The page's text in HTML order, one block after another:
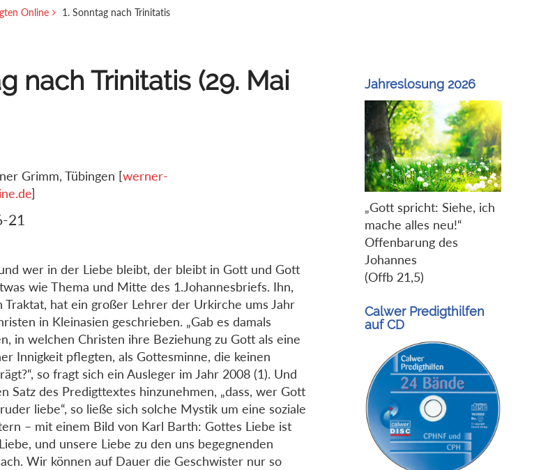
Online 1. Sonntag nach Trinitatis
nach Trinitatis (29. Mai
Grimm, Tübingen [werner-
]
21
wer in der Liebe bleibt, der bleibt in Gott und Gott
wie Thema und Mitte des 1.Johannesbriefs. Ihn,
Traktat, hat ein großer Lehrer der Urkirche ums Jahr
in Kleinasien geschrieben. „Gab es damals
in welchen Christen ihre Beziehung zu Gott als eine
Innigkeit pflegten, als Gottesminne, die keinen
so fragt sich ein Ausleger im Jahr 2008 (1). Und
Satz des Predigttextes hinzunehmen, „dass, wer Gott
liebe“, so ließe sich solche Mystik um eine soziale
– mit einem Bild von Karl Barth: Gottes Liebe ist
und unsere Liebe zu den uns begegnenden
Wir können auf Dauer die Geschwister nur so
Jahreslosung 2026
„Gott spricht: Siehe, ich
mache alles neu!“
Offenbarung des
Johannes
(Offb 21,5)
Calwer Predigthilfen
auf CD